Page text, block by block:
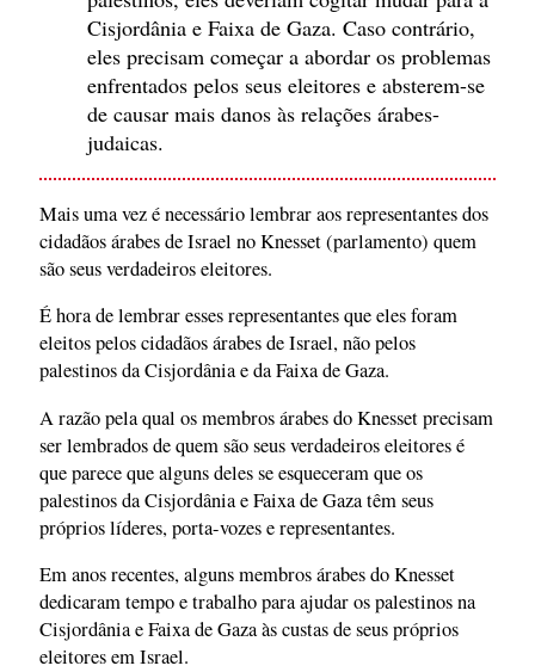
Cisjordânia e Faixa de Gaza. Caso contrário,
eles precisam começar a abordar os problemas
enfrentados pelos seus eleitores e absterem-se
de causar mais danos às relações árabes-
judaicas.
Mais uma vez é necessário lembrar aos representantes dos
cidadãos árabes de Israel no Knesset (parlamento) quem
são seus verdadeiros eleitores.
É hora de lembrar esses representantes que eles foram
eleitos pelos cidadãos árabes de Israel, não pelos
palestinos da Cisjordânia e da Faixa de Gaza.
A razão pela qual os membros árabes do Knesset precisam
ser lembrados de quem são seus verdadeiros eleitores é
que parece que alguns deles se esqueceram que os
palestinos da Cisjordânia e Faixa de Gaza têm seus
próprios líderes, porta-vozes e representantes.
Em anos recentes, alguns membros árabes do Knesset
dedicaram tempo e trabalho para ajudar os palestinos na
Cisjordânia e Faixa de Gaza às custas de seus próprios
eleitores em Israel.